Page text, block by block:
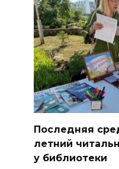
Последняя
летний
у библиотеки